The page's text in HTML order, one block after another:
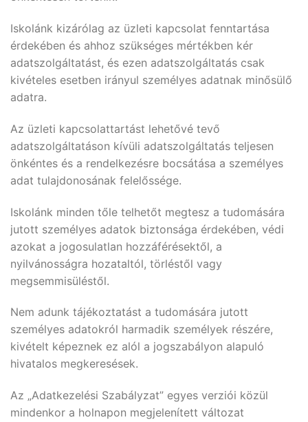
Iskolánk kizárólag az üzleti kapcsolat fenntartása
érdekében és ahhoz szükséges mértékben kér
adatszolgáltatást, és ezen adatszolgáltatás csak
kivételes esetben irányul személyes adatnak minősülő
adatra.
Az üzleti kapcsolattartást lehetővé tevő
adatszolgáltatáson kívüli adatszolgáltatás teljesen
önkéntes és a rendelkezésre bocsátása a személyes
adat tulajdonosának felelőssége.
Iskolánk minden tőle telhetőt megtesz a tudomására
jutott személyes adatok biztonsága érdekében, védi
azokat a jogosulatlan hozzáférésektől, a
nyilvánosságra hozataltól, törléstől vagy
megsemmisüléstől.
Nem adunk tájékoztatást a tudomására jutott
személyes adatokról harmadik személyek részére,
kivételt képeznek ez alól a jogszabályon alapuló
hivatalos megkeresések.
Az „Adatkezelési Szabályzat” egyes verziói közül
mindenkor a holnapon megjelenített változat